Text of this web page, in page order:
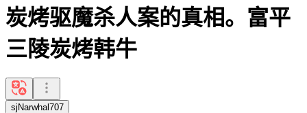
炭烤驱魔杀人案的真相。富平
三陵炭烤韩牛
sjNarwhal707